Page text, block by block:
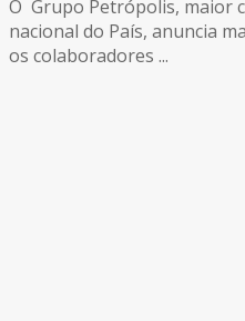
O Grupo Petrópolis, maior
nacional do País, anuncia
os colaboradores ...